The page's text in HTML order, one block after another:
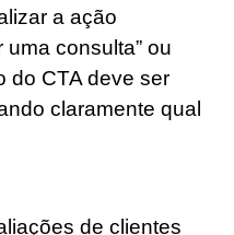
a ação
uma consulta” ou
do CTA deve ser
claramente qual
de clientes